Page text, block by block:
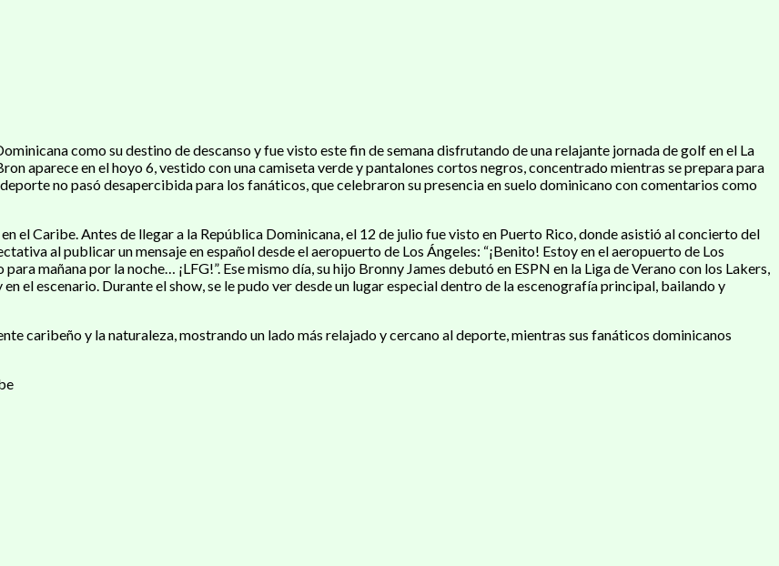
como su destino de descanso y fue visto este fin de semana disfrutando de una relajante jornada de golf en el La
aparece en el hoyo 6, vestido con una camiseta verde y pantalones cortos negros, concentrado mientras se prepara para
no pasó desapercibida para los fanáticos, que celebraron su presencia en suelo dominicano con comentarios como
el Caribe. Antes de llegar a la República Dominicana, el 12 de julio fue visto en Puerto Rico, donde asistió al concierto del
al publicar un mensaje en español desde el aeropuerto de Los Ángeles: “¡Benito! Estoy en el aeropuerto de Los
mañana por la noche… ¡LFG!”. Ese mismo día, su hijo Bronny James debutó en ESPN en la Liga de Verano con los Lakers,
el escenario. Durante el show, se le pudo ver desde un lugar especial dentro de la escenografía principal, bailando y
caribeño y la naturaleza, mostrando un lado más relajado y cercano al deporte, mientras sus fanáticos dominicanos